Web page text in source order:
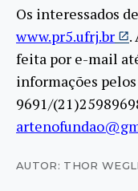
Os interessados
www.pr5.ufrj.br
.
feita por e-mail
informações
9691/
AUTOR: THOR